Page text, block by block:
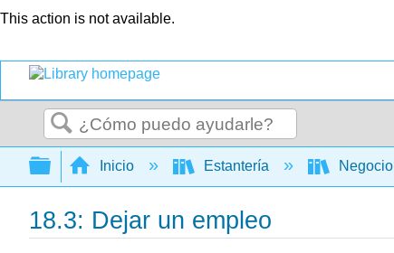
This action is not available.
Buscar
Expandir/contraer jerarquía global
Inicio Estantería Negocio
18.3: Dejar un empleo